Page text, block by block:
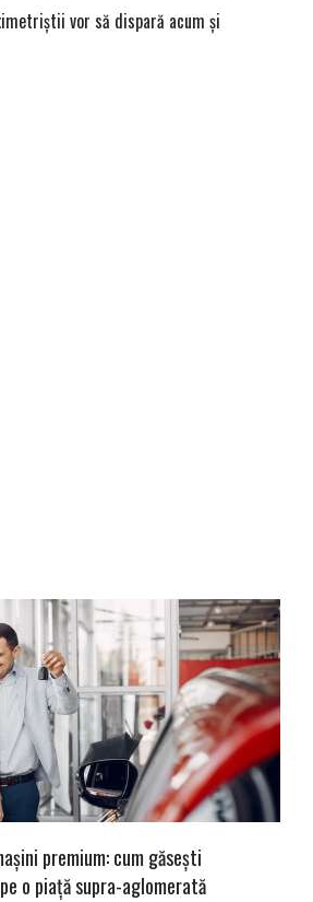
vor să dispară acum şi
premium: cum găsești
o piață supra-aglomerată